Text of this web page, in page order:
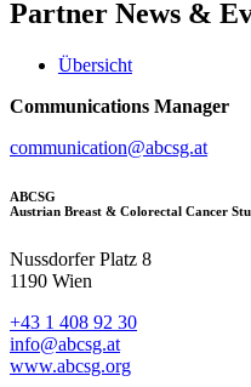
Partner News &
Übersicht
Communications Manager
communication@abcsg.at
ABCSG
Austrian Breast & Colorectal Cancer
Nussdorfer Platz 8
1190 Wien
+43 1 408 92 30
info@abcsg.at
www.abcsg.org